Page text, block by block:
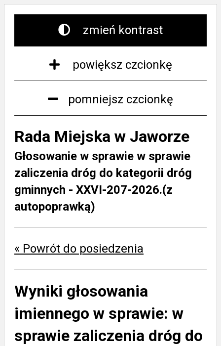
zmień kontrast
powiększ czcionkę
pomniejsz czcionkę
Rada Miejska w Jaworze
Głosowanie w sprawie w sprawie
zaliczenia dróg do kategorii dróg
gminnych - XXVI-207-2026.(z
autopoprawką)
« Powrót do posiedzenia
Wyniki głosowania
imiennego w sprawie: w
sprawie zaliczenia dróg do